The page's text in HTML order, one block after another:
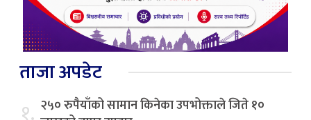
ताजा अपडेट
२५० रुपैयाँको सामान किनेका उपभोक्ताले जिते १०